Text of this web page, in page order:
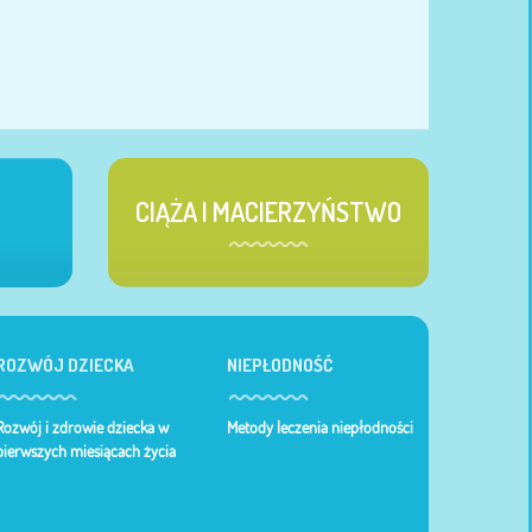
CIĄŻA I MACIERZYŃSTWO
DZIECKA
i zdrowie dziecka w
miesiącach życia
NIEPŁODNOŚĆ
Metody leczenia niepłodności